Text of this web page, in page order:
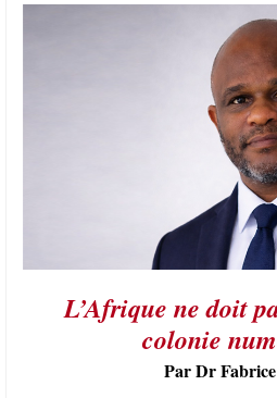
L’Afrique ne doit
colonie
Par Dr